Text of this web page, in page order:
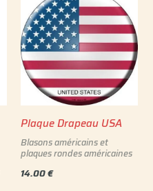
Plaque Drapeau USA
Blasons américains et
plaques rondes américaines
14.00€